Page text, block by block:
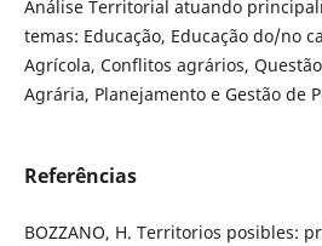
Análise Territorial atuando
temas: Educação, Educação do/no
Agrícola, Conflitos agrários,
Agrária, Planejamento e Gestão de
Referências
BOZZANO, H. Territorios posibles: